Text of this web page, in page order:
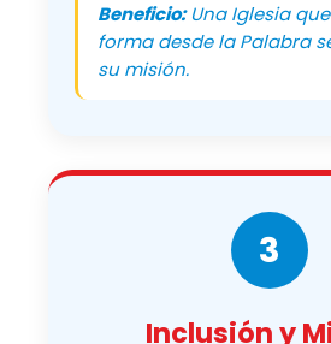
Beneficio:Una Iglesia
forma desde la Palabra
su misión.
3
Inclusión y